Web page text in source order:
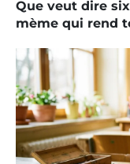
Que veut dire
mème qui rend